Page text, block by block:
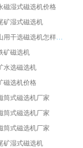
磁湿式磁选机价格
矿湿式磁选机
甘肃矿山用干选磁选机怎样调磁
矿磁选机
水选磁选机
磁选机价格
筒式磁选机厂家
筒式磁选机厂家
筒式磁选机厂家
矿湿式磁选机